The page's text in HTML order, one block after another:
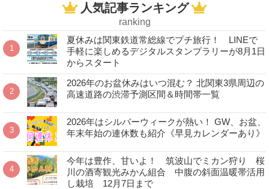
人気記事ランキング
ranking
夏休みは関東鉄道常総線でプチ旅行！ LINEで
手軽に楽しめるデジタルスタンプラリーが8月1日
からスタート
2026年のお盆休みはいつ混む？ 北関東3県周辺の
高速道路の渋滞予測区間＆時間帯一覧
2026年はシルバーウィークが熱い！ GW、お盆、
年末年始の連休数も紹介《早見カレンダーあり》
今年は豊作、甘いよ！ 筑波山でミカン狩り 桜
川の酒寄観光みかん組合 中腹の斜面温暖帯活用
し栽培 12月7日まで